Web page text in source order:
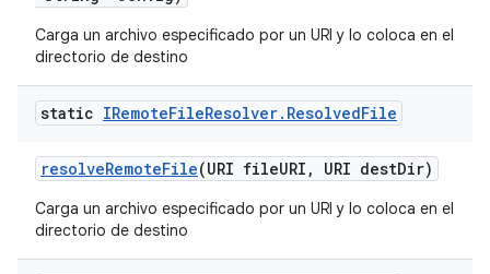
Carga un archivo especificado por un URI y lo coloca en el
directorio de destino
static IRemoteFileResolver. ResolvedFile
resolveRemoteFile(URI fileURI , URI destDir)
Carga un archivo especificado por un URI y lo coloca en el
directorio de destino